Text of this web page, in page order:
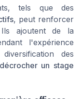
tels que des
, peut renforcer
ajoutent de la
l'expérience
des
décrocher un stage